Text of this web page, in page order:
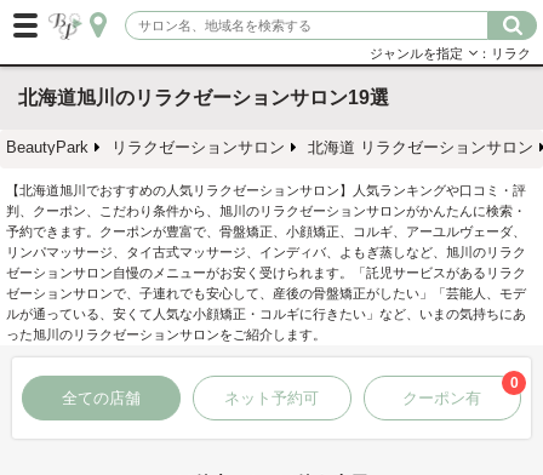
ジャンルを指定 ：リラク
北海道旭川のリラクゼーションサロン19選
BeautyPark リラクゼーションサロン 北海道 リラクゼーションサロン
【北海道旭川でおすすめの人気リラクゼーションサロン】人気ランキングや口コミ・評
判、クーポン、こだわり条件から、旭川のリラクゼーションサロンがかんたんに検索・
予約できます。クーポンが豊富で、骨盤矯正、小顔矯正、コルギ、アーユルヴェーダ、
リンパマッサージ、タイ古式マッサージ、インディバ、よもぎ蒸しなど、旭川のリラク
ゼーションサロン自慢のメニューがお安く受けられます。「託児サービスがあるリラク
ゼーションサロンで、子連れでも安心して、産後の骨盤矯正がしたい」「芸能人、モデ
ルが通っている、安くて人気な小顔矯正・コルギに行きたい」など、いまの気持ちにあ
った旭川のリラクゼーションサロンをご紹介します。
全ての店舗 ネット予約可 クーポン有
0